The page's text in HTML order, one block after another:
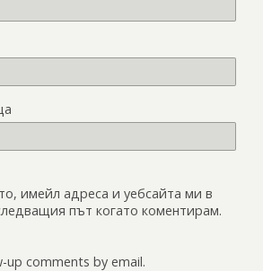
имейл адреса и уебсайта ми в
път когато коментирам.
comments by email.